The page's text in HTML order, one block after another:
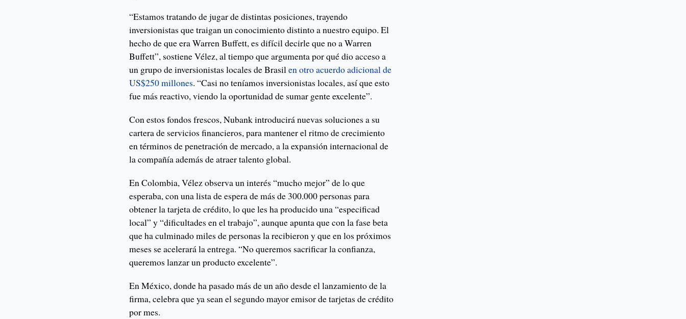
“Estamos tratando de jugar de distintas posiciones, trayendo
inversionistas que traigan un conocimiento distinto a nuestro equipo. El
hecho de que era Warren Buffett, es difícil decirle que no a Warren
Buffett”, sostiene Vélez, al tiempo que argumenta por qué dio acceso a
un grupo de inversionistas locales de Brasilen otro acuerdo adicional de
US$250 millones. “Casi no teníamos inversionistas locales, así que esto
fue más reactivo, viendo la oportunidad de sumar gente excelente”.
Con estos fondos frescos, Nubank introducirá nuevas soluciones a su
cartera de servicios financieros, para mantener el ritmo de crecimiento
en términos de penetración de mercado, a la expansión internacional de
la compañía además de atraer talento global.
En Colombia, Vélez observa un interés “mucho mejor” de lo que
esperaba, con una lista de espera de más de 300.000 personas para
obtener la tarjeta de crédito, lo que les ha producido una “especificad
local” y “dificultades en el trabajo”, aunque apunta que con la fase beta
que ha culminado miles de personas la recibieron y que en los próximos
meses se acelerará la entrega. “No queremos sacrificar la confianza,
queremos lanzar un producto excelente”.
En México, donde ha pasado más de un año desde el lanzamiento de la
firma, celebra que ya sean el segundo mayor emisor de tarjetas de crédito
por mes.